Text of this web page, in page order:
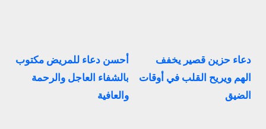
دعاء حزين قصير يخفف
الهم ويريح القلب في أوقات
الضيق
أحسن دعاء للمريض مكتوب
بالشفاء العاجل والرحمة
والعافية